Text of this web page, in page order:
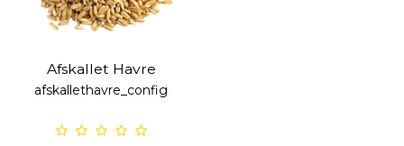
Afskallet Havre
afskallethavre_config